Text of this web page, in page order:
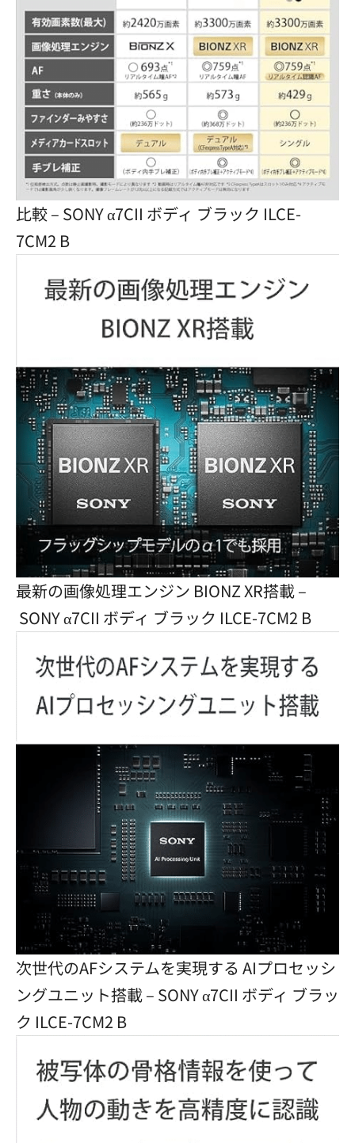
比較 – SONY α7CII ボディ ブラック ILCE-
7CM2 B
最新の画像処理エンジン BIONZ XR搭載 –
SONY α7CII ボディ ブラック ILCE-7CM2 B
次世代のAFシステムを実現する AIプロセッシ
ングユニット搭載 – SONY α7CII ボディ ブラッ
ク ILCE-7CM2 B